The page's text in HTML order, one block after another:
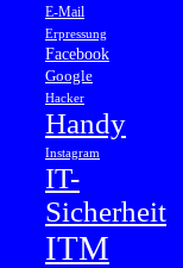
E-Mail
Erpressung
Facebook
Google
Hacker
Handy
Instagram
IT-
Sicherheit
ITM